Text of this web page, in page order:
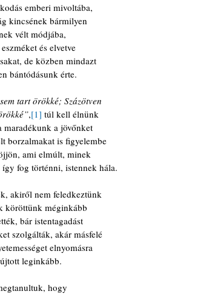
emberi mivoltába,
kincsének bármilyen
vélt módjába,
és elvetve
de közben mindazt
bántódásunk érte.
tart örökké; Százötven
,[1] túl kell élnünk
maradékunk a jövőnket
borzalmakat is figyelembe
ami elmúlt, minek
fog történni, istennek hála.
akiről nem feledkeztünk
köröttünk méginkább
bár istentagadást
szolgálták, akár másfelé
elnyomásra
leginkább.
hogy